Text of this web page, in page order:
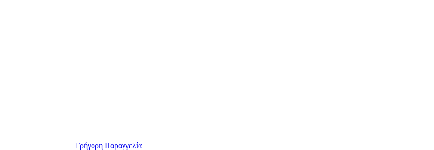
Γρήγορη Παραγγελία